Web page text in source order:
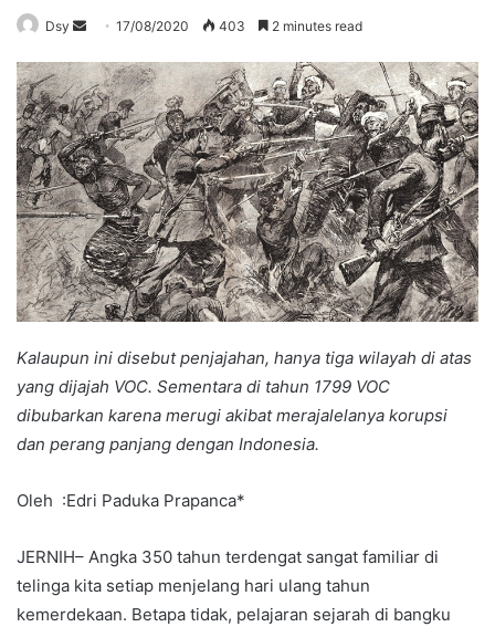
Dsy
Send
email
17/08/2020 403 2 minutes read
Kalaupun ini disebut penjajahan, hanya tiga wilayah di atas
yang dijajah VOC. Sementara di tahun 1799 VOC
dibubarkan karena merugi akibat merajalelanya korupsi
dan perang panjang dengan Indonesia.
Oleh :Edri Paduka Prapanca*
JERNIH– Angka 350 tahun terdengat sangat familiar di
telinga kita setiap menjelang hari ulang tahun
kemerdekaan. Betapa tidak, pelajaran sejarah di bangku